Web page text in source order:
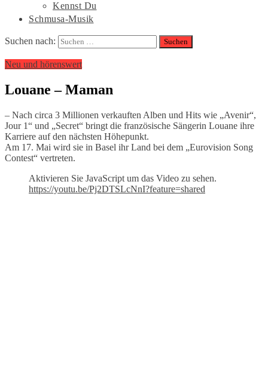
Kennst Du
Schmusa-Musik
Suchen nach:
Neu und hörenswert
Louane – Maman
– Nach circa 3 Millionen verkauften Alben und Hits wie „Avenir“,
Jour 1“ und „Secret“ bringt die französische Sängerin Louane ihre
Karriere auf den nächsten Höhepunkt.
Am 17. Mai wird sie in Basel ihr Land bei dem „Eurovision Song
Contest“ vertreten.
Aktivieren Sie JavaScript um das Video zu sehen.
https://youtu.be/Pj2DTSLcNnI?feature=shared